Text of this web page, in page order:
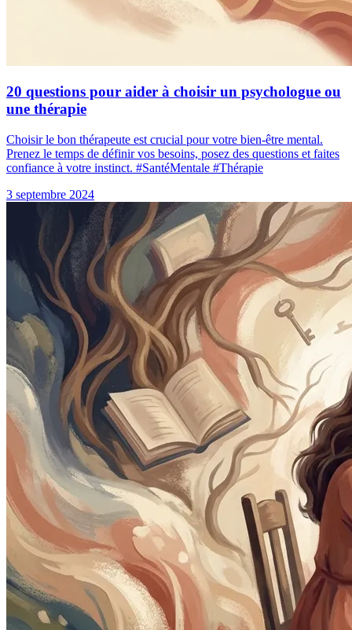
20 questions pour aider à choisir un psychologue ou
une thérapie
Choisir le bon thérapeute est crucial pour votre bien-être mental.
Prenez le temps de définir vos besoins, posez des questions et faites
confiance à votre instinct. #SantéMentale #Thérapie
3 septembre 2024